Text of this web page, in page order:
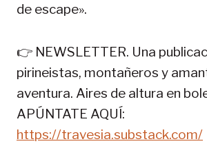
de escape».
👉 NEWSLETTER. Una
pirineistas, montañeros y
aventura. Aires de altura en
APÚNTATE AQUÍ:
https://travesia.substack.com/